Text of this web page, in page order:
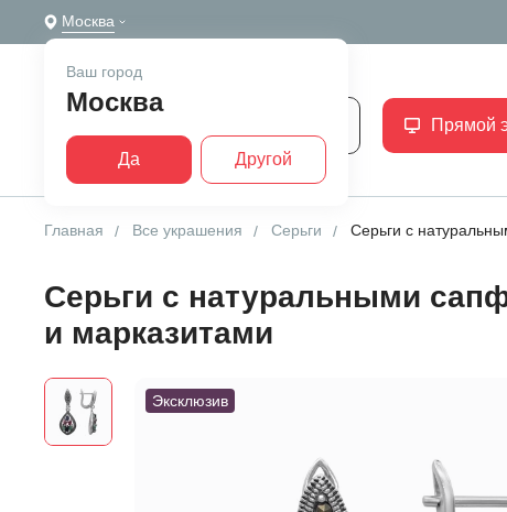
Москва
Ваш город
Москва
Да Другой
Прямой
Главная Все украшения Серьги Серьги с
Серьги с натуральными
и марказитами
Эксклюзив